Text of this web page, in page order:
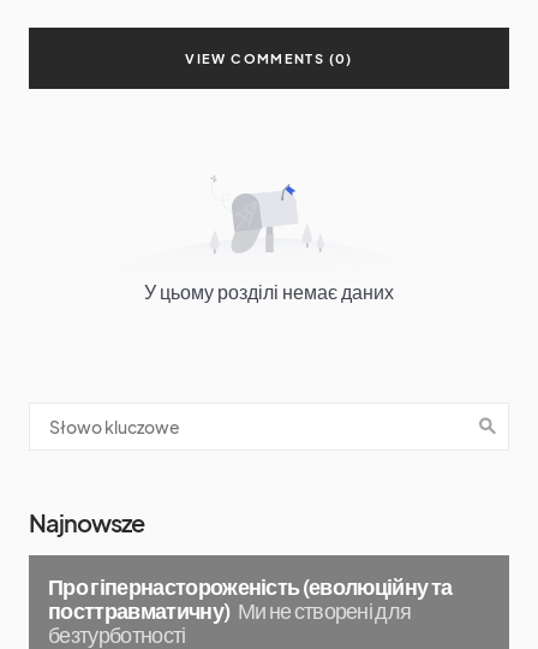
VIEW COMMENTS (0)
У цьому розділі немає даних
Najnowsze
Про гіпернастороженість (еволюційну та
посттравматичну) Ми не створені для
безтурботності